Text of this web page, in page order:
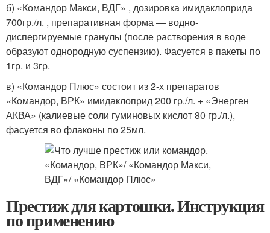
б) «Командор Макси, ВДГ» , дозировка имидаклоприда
700гр./л. , препаративная форма — водно-
диспергируемые гранулы (после растворения в воде
образуют однородную суспензию). Фасуется в пакеты по
1гр. и 3гр.
в) «Командор Плюс» состоит из 2-х препаратов
«Командор, ВРК» имидаклоприд 200 гр./л. + «Энерген
АКВА» (калиевые соли гуминовых кислот 80 гр./л.),
фасуется во флаконы по 25мл.
Престиж для картошки. Инструкция
по применению